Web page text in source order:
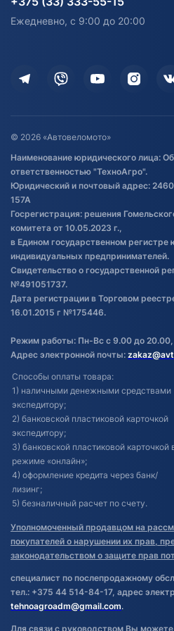
Доставка
Дополнительные услуги
Оставить отзыв
Договор публичной оферты
Обработка файлов cookie
Постановка транспорта на учет
Обновления в ЭПТС 2024
Здоровье
Ежедневно, с 9:00 до 20:00
© 2026 «Автовеломото»
Наименование юридического лица:
ответственностью "ТехноАгро".
Юридический и почтовый адрес:
157А
Госрегистрация: решения
комитета от 10.05.2023 г.,
в Едином государственном регистре
индивидуальных предпринимателей.
Свидетельство о государственной
№491051737.
Дата регистрации в Торговом
16.01.2015 г №175446.
Режим работы: Пн-Вс с 9.00 до
Адрес электронной почты:
Способы оплаты товара:
1) наличными денежными средствами
экспедитору;
2) банковской пластиковой карточкой
экспедитору;
3) банковской пластиковой карточкой
режиме «онлайн»;
4) оформление кредита через банк/
лизинг;
5) безналичный расчет по счету.
Уполномоченный продавцом на
покупателей о нарушении их прав,
законодательством о защите прав
специалист по послепродажному
тел.: +375 44 514-84-17, адрес
tehnoagroadm@gmail.com.
Для связи с руководством Вы